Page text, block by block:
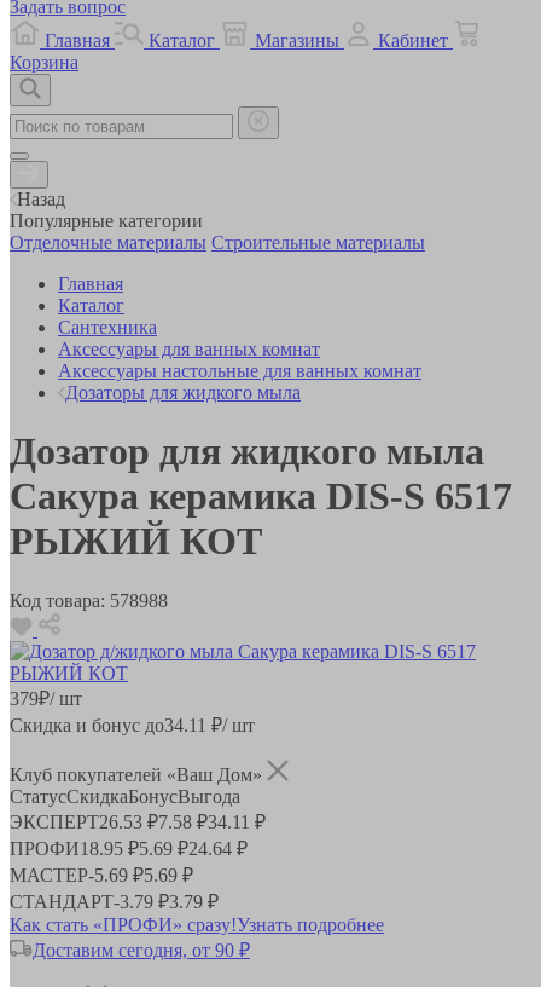
Задать вопрос
Главная
Каталог Магазины
Кабинет
Корзина
Назад
Популярные категории
Отделочные материалы Строительные материалы
Главная
Каталог
Сантехника
Аксессуары для ванных комнат
Аксессуары настольные для ванных комнат
Дозаторы для жидкого мыла
Дозатор для жидкого мыла
Сакура керамика DIS-S 6517
РЫЖИЙ КОТ
Код товара: 578988
379₽/ шт
Скидка и бонус до34.11 ₽/ шт
Клуб покупателей «Ваш Дом»
СтатусСкидкаБонусВыгода
ЭКСПЕРТ26.53 ₽7.58 ₽34.11 ₽
ПРОФИ18.95 ₽5.69 ₽24.64 ₽
МАСТЕР-5.69 ₽5.69 ₽
СТАНДАРТ-3.79 ₽3.79 ₽
Как стать «ПРОФИ» сразу!Узнать подробнее
Доставим сегодня, от 90 ₽